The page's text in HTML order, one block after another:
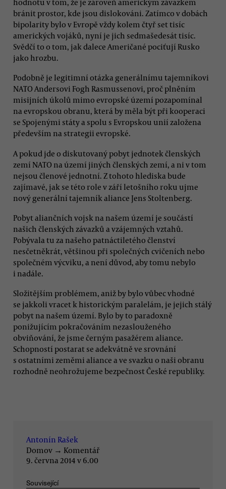
bránit prostor, kde jsou dislokováni. Zatímco v dobách
bipolarity bylo v Evropě vždy kolem čtyř set tisíc
amerických vojáků, nyní je jich sedmašedesát tisíc.
Svědčí to o tom, jak dalece Američané pociťují Rusko
jako hrozbu.
Podobně je legitimní otázka generálnímu tajemníkovi
NATO Andersovi Fogh Rasmussenovi, proč plněním
misijních úkolů mimo evropské území pozapomínal
na evropskou obranu, která by měla být při kooperaci
se Spojenými státy a spolu s Evropskou unií založena
především na strategii evropské.
A pokud jde o diskutovaný pobyt jednotek členských
zemí NATO na území jiných členských zemí, a ni v tom
nejsou členové jednotní. Z tohoto hlediska bude
zajímavé, jak se této role v září letošního roku ujme
nový generální tajemník aliance Jens Stoltenberg.
Pobyt aliančních vojsk na našem území je součástí
našich členských závazků a vzájemných vztahů.
Pobývala tu za našeho patnáctiletého členství
nesčetněkrát, většinou při společných cvičeních nebo
společném výcviku, a není důvod, aby tomu nebylo
i nadále.
Složitějším problémem, aniž by bylo vůbec vhodné
se jakkoli vracet k historickým paralelám, je jejich stálý
pobyt na našem území. Bylo by to paradoxně
ponižujícím pokračováním nezaslouženého
obviňování, že jsme černým pasažérem aliance.
Schopností postarat se adekvátně ve srovnání
s ostatními zeměmi aliance a ve svazku o naši obranu
rozhodně neohrožujeme bezpečnost České republiky.
Antonín Rašek
Domov → Komentář
9. června 2014 v 6.00
Související